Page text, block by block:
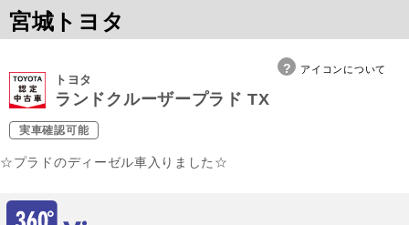
宮城トヨタ
アイコンについて
トヨタ
ランドクルーザープラド TX
実車確認可能
☆プラドのディーゼル車入りました☆